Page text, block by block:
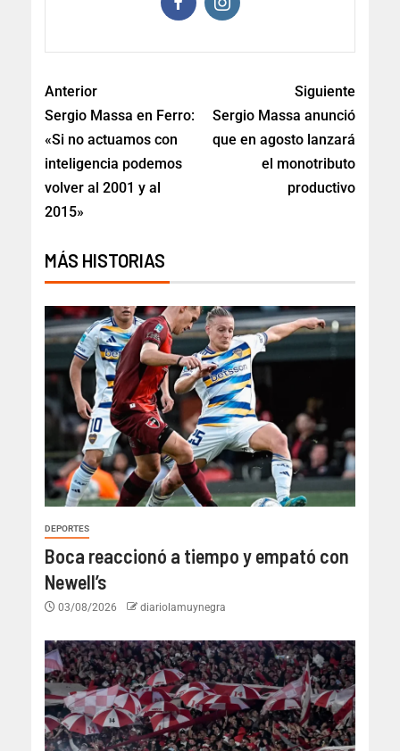
Anterior
Sergio Massa en Ferro:
«Si no actuamos con
inteligencia podemos
volver al 2001 y al
2015»
Siguiente
Sergio Massa anunció
que en agosto lanzará
el monotributo
productivo
MÁS HISTORIAS
DEPORTES
Boca reaccionó a tiempo y empató con
Newell’s
03/08/2026 diariolamuynegra